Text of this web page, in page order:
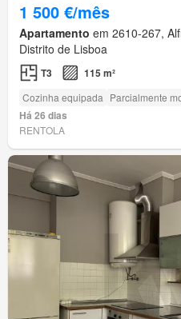
1 500 €/mês
Apartamento em 2610-267,
Distrito de Lisboa
T3 115 m²
Cozinha equipada Parcialmente
Há 26 dias
RENTOLA